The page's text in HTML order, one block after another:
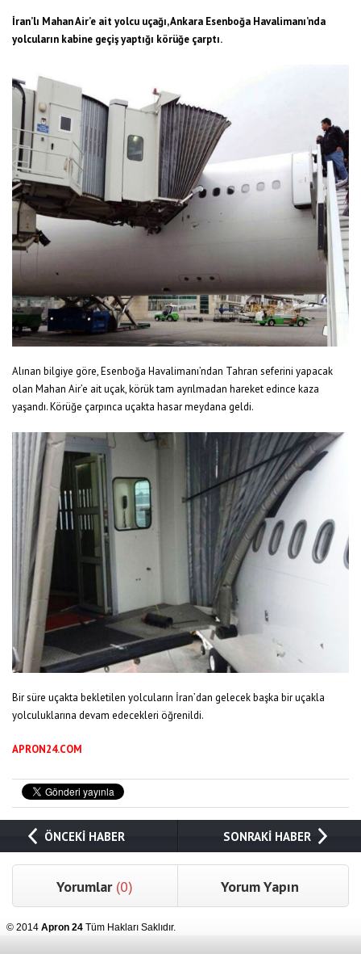
İran’lı Mahan Air’e ait yolcu uçağı, Ankara Esenboğa Havalimanı’nda
yolcuların kabine geçiş yaptığı körüğe çarptı.
Alınan bilgiye göre, Esenboğa Havalimanı’ndan Tahran seferini yapacak
olan Mahan Air’e ait uçak, körük tam ayrılmadan hareket edince kaza
yaşandı. Körüğe çarpınca uçakta hasar meydana geldi.
Bir süre uçakta bekletilen yolcuların İran’dan gelecek başka bir uçakla
yolculuklarına devam edecekleri öğrenildi.
APRON24.COM
ÖNCEKİ HABER SONRAKİ HABER
Yorumlar (0) Yorum Yapın
© 2014 Apron 24 Tüm Hakları Saklıdır.